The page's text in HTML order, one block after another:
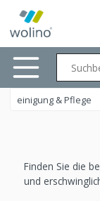
springen
Reinigung & Pflege
Finden Sie die
und